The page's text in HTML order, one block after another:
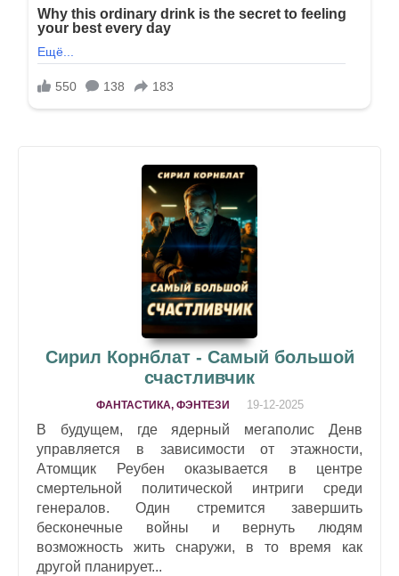
Сирил Корнблат - Самый большой
счастливчик
ФАНТАСТИКА, ФЭНТЕЗИ 19-12-2025
В будущем, где ядерный мегаполис Денв
управляется в зависимости от этажности,
Атомщик Реубен оказывается в центре
смертельной политической интриги среди
генералов. Один стремится завершить
бесконечные войны и вернуть людям
возможность жить снаружи, в то время как
другой планирует...